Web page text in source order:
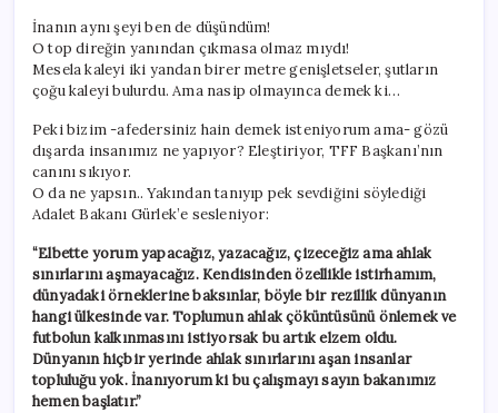
İnanın aynı şeyi ben de düşündüm!
O top direğin yanından çıkmasa olmaz mıydı!
Mesela kaleyi iki yandan birer metre genişletseler, şutların
çoğu kaleyi bulurdu. Ama nasip olmayınca demek ki…
Peki bizim -afedersiniz hain demek isteniyorum ama- gözü
dışarda insanımız ne yapıyor? Eleştiriyor, TFF Başkanı’nın
canını sıkıyor.
O da ne yapsın.. Yakından tanıyıp pek sevdiğini söylediği
Adalet Bakanı Gürlek’e sesleniyor:
“Elbette yorum yapacağız, yazacağız, çizeceğiz ama ahlak
sınırlarını aşmayacağız. Kendisinden özellikle istirhamım,
dünyadaki örneklerine baksınlar, böyle bir rezillik dünyanın
hangi ülkesinde var. Toplumun ahlak çöküntüsünü önlemek ve
futbolun kalkınmasını istiyorsak bu artık elzem oldu.
Dünyanın hiçbir yerinde ahlak sınırlarını aşan insanlar
topluluğu yok. İnanıyorum ki bu çalışmayı sayın bakanımız
hemen başlatır.”